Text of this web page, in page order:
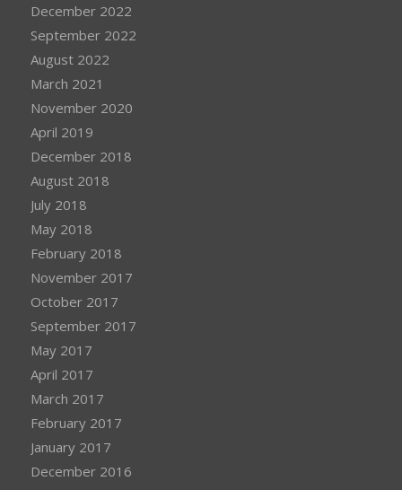
December 2022
September 2022
August 2022
March 2021
November 2020
April 2019
December 2018
August 2018
July 2018
May 2018
February 2018
November 2017
October 2017
September 2017
May 2017
April 2017
March 2017
February 2017
January 2017
December 2016